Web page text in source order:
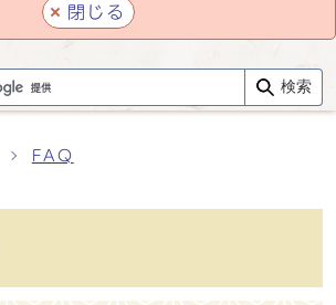
閉じる
検索
FAQ